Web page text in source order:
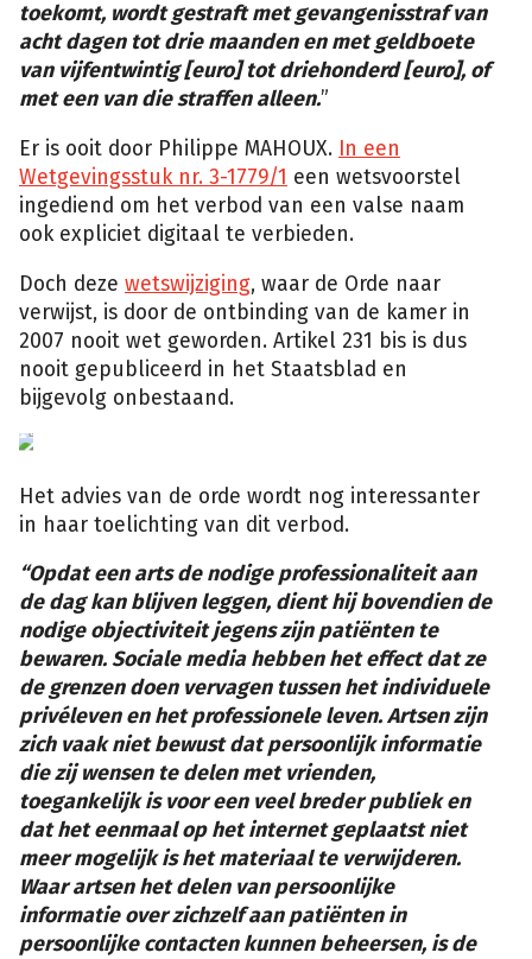
toekomt, wordt gestraft met gevangenisstraf van
acht dagen tot drie maanden en met geldboete
van vijfentwintig [euro] tot driehonderd [euro], of
met een van die straffen alleen.”
Er is ooit door Philippe MAHOUX. In een
Wetgevingsstuk nr. 3-1779/1 een wetsvoorstel
ingediend om het verbod van een valse naam
ook expliciet digitaal te verbieden.
Doch deze wetswijziging, waar de Orde naar
verwijst, is door de ontbinding van de kamer in
2007 nooit wet geworden. Artikel 231 bis is dus
nooit gepubliceerd in het Staatsblad en
bijgevolg onbestaand.
Het advies van de orde wordt nog interessanter
in haar toelichting van dit verbod.
“Opdat een arts de nodige professionaliteit aan
de dag kan blijven leggen, dient hij bovendien de
nodige objectiviteit jegens zijn patiënten te
bewaren. Sociale media hebben het effect dat ze
de grenzen doen vervagen tussen het individuele
privéleven en het professionele leven. Artsen zijn
zich vaak niet bewust dat persoonlijk informatie
die zij wensen te delen met vrienden,
toegankelijk is voor een veel breder publiek en
dat het eenmaal op het internet geplaatst niet
meer mogelijk is het materiaal te verwijderen.
Waar artsen het delen van persoonlijke
informatie over zichzelf aan patiënten in
persoonlijke contacten kunnen beheersen, is de